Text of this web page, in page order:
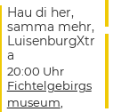
Hau di her,
samma mehr,
LuisenburgXtr
a
20:00 Uhr
Fichtelgebirgs
museum,